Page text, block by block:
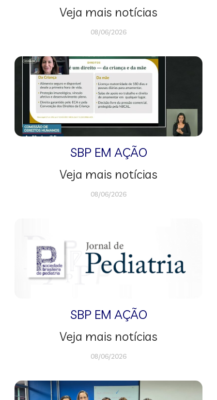
Veja mais notícias
08/06/2026
SBP EM AÇÃO
Veja mais notícias
08/06/2026
SBP EM AÇÃO
Veja mais notícias
08/06/2026